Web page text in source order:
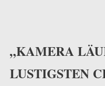
„KAMERA
LUSTIGSTEN